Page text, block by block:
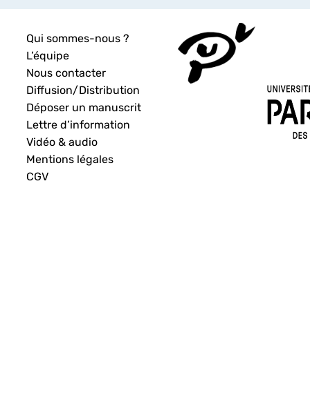
Qui sommes-nous ?
L’équipe
Nous contacter
Diffusion/Distribution
Déposer un manuscrit
Lettre d’information
Vidéo & audio
Mentions légales
CGV